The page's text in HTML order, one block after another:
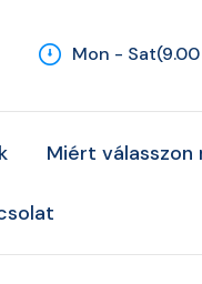
Mon -
Miért válasszon